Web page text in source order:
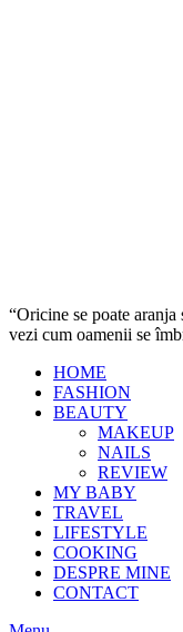
“Oricine se poate aranja
vezi cum oamenii se
HOME
FASHION
BEAUTY
MAKEUP
NAILS
REVIEW
MY BABY
TRAVEL
LIFESTYLE
COOKING
DESPRE MINE
CONTACT